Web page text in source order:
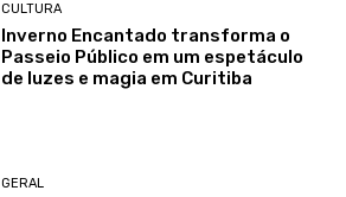
CULTURA
Inverno Encantado transforma o
Passeio Público em um espetáculo
de luzes e magia em Curitiba
GERAL